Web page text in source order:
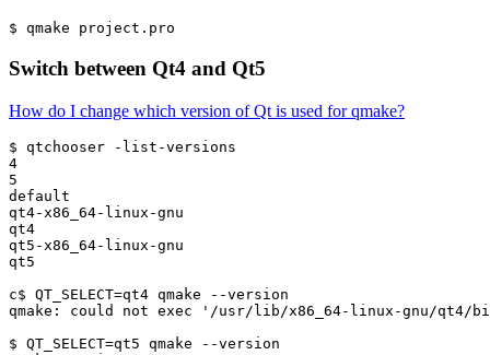
Switch between Qt4 and Qt5
How do I change which version of Qt is used for qmake?
$ qtchooser -list-versions
4
5
default
qt4-x86_64-linux-gnu
qt4
qt5-x86_64-linux-gnu
qt5
c$ QT_SELECT=qt4 qmake --version
qmake: could not exec '/usr/lib/x86_64-linux-gnu/qt4/
$ QT_SELECT=qt5 qmake --version